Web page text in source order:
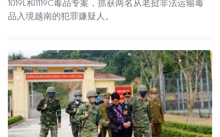
1019L和1119C毒品专案，抓获两名从老挝非法运输毒
品入境越南的犯罪嫌疑人。